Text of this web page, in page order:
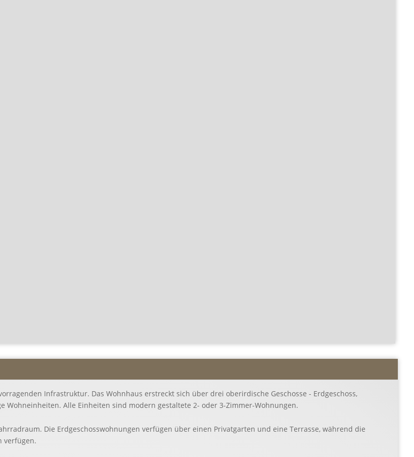
Infrastruktur. Das Wohnhaus erstreckt sich über drei oberirdische Geschosse - Erdgeschoss,
Wohneinheiten. Alle Einheiten sind modern gestaltete 2- oder 3-Zimmer-Wohnungen.
Die Erdgeschosswohnungen verfügen über einen Privatgarten und eine Terrasse, während die
verfügen.